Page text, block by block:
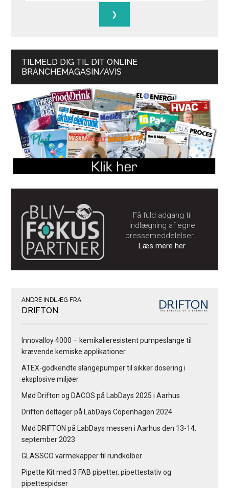
TILMELD DIG TIL DIT ONLINE
BRANCHEMAGASIN/AVIS
Få fuld adgang til
indlægning af egne
pressemeddelelser...
Læs mere her
ANDRE INDLÆG FRA
DRIFTON
Innovalloy 4000 – kemikalieresistent pumpeslange til
krævende kemiske applikationer
ATEX-godkendte slangepumper til sikker dosering i
eksplosive miljøer
Mød Drifton og DACOS på LabDays 2025 i Aarhus
Drifton deltager på LabDays Copenhagen 2024
Mød DRIFTON på LabDays messen i Aarhus den 13-14.
september 2023
GLASSCO varmekapper til rundkolber
Pipette Kit med 3 FAB pipetter, pipettestativ og
pipettespidser